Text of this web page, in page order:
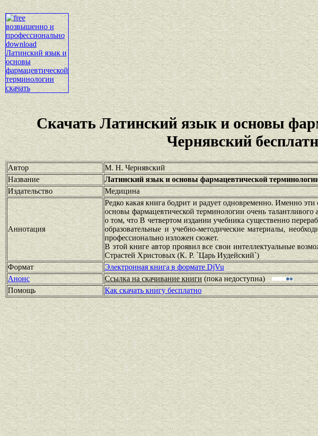
Скачать Латинский язык и основы
Чернявский
Автор
М. Н. Чернявский
Название
Латинский язык и основы фармацевтической
Издательство
Медицина
Аннотация
Редко какая книга бодрит и радует одновременно. Именно
основы фармацевтической терминологии очень
о том, что В четвертом издании учебника существенно
образовательные и учебно-методические материалы,
профессионально изложен сюжет.
В этой книге автор проявил все свои интеллектуальные
Страстей Христовых (К. Р. `Царь Иудейский`)
Формат
Электронная книга в формате DjVu
Анонс
Ссылка на скачивание книги (пока недоступна)
Помощь
Как скачать книгу бесплатно